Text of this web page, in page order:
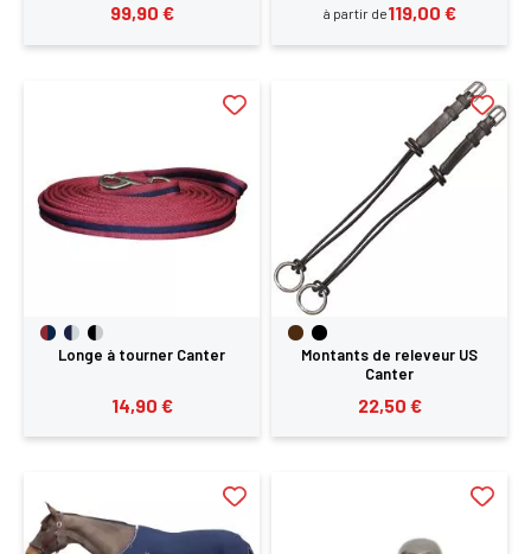
99,90 € à partir de119,00 €
Longe à tourner Canter
14,90 €
Montants de releveur US
Canter
22,50 €